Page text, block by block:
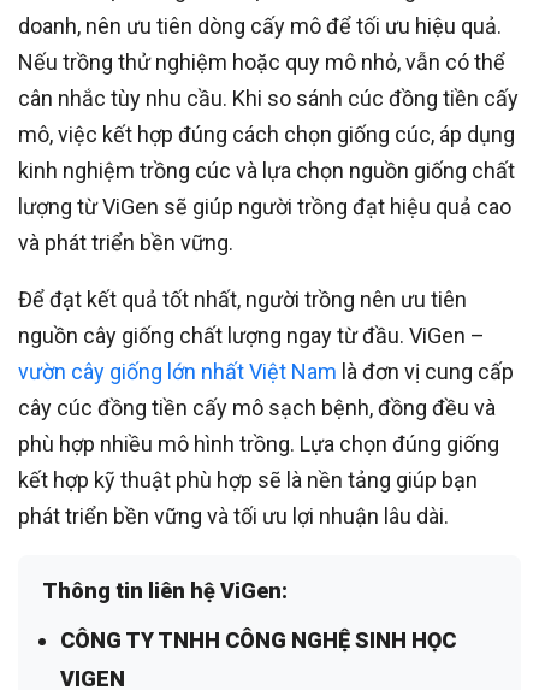
doanh, nên ưu tiên dòng cấy mô để tối ưu hiệu quả.
Nếu trồng thử nghiệm hoặc quy mô nhỏ, vẫn có thể
cân nhắc tùy nhu cầu. Khi so sánh cúc đồng tiền cấy
mô, việc kết hợp đúng cách chọn giống cúc, áp dụng
kinh nghiệm trồng cúc và lựa chọn nguồn giống chất
lượng từ ViGen sẽ giúp người trồng đạt hiệu quả cao
và phát triển bền vững.
Để đạt kết quả tốt nhất, người trồng nên ưu tiên
nguồn cây giống chất lượng ngay từ đầu. ViGen –
vườn cây giống lớn nhất Việt Nam là đơn vị cung cấp
cây cúc đồng tiền cấy mô sạch bệnh, đồng đều và
phù hợp nhiều mô hình trồng. Lựa chọn đúng giống
kết hợp kỹ thuật phù hợp sẽ là nền tảng giúp bạn
phát triển bền vững và tối ưu lợi nhuận lâu dài.
Thông tin liên hệ ViGen:
CÔNG TY TNHH CÔNG NGHỆ SINH HỌC
VIGEN